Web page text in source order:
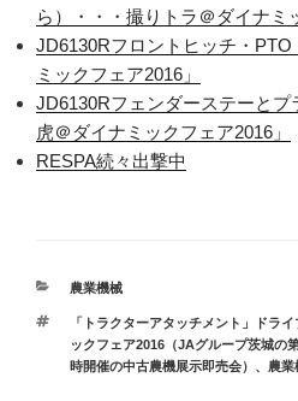
ら）・・・撮りトラ＠ダイナミ
JD6130Rフロントヒッチ・
ミックフェア2016」
JD6130Rフェンダーステーとプ
虎＠ダイナミックフェア2016」
RESPA続々出撃中
カ
リ
ー
農業機械
タ
グ
「トラクターアタッチメント」ドラ
ックフェア2016（JAグループ茨城の
時開催の中古農機展示即売会） 、 農業